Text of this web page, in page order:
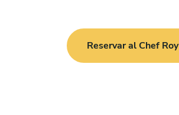
Reservar al Chef Roy